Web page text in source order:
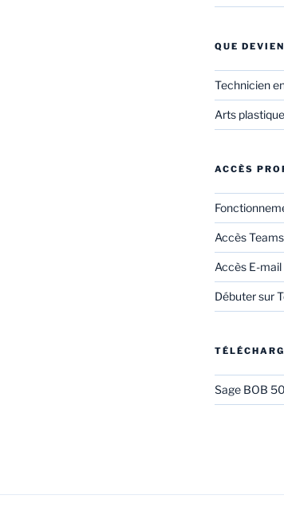
QUE
Technicien
Arts
ACCÈS
Accès Teams
Accès E-mail
Débuter sur
Sage BOB